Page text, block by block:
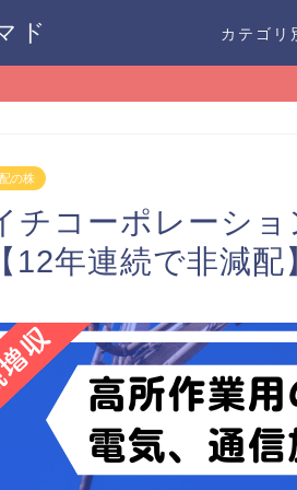
ド カテゴ
の株
チコーポレーシ
12年連続で非減配